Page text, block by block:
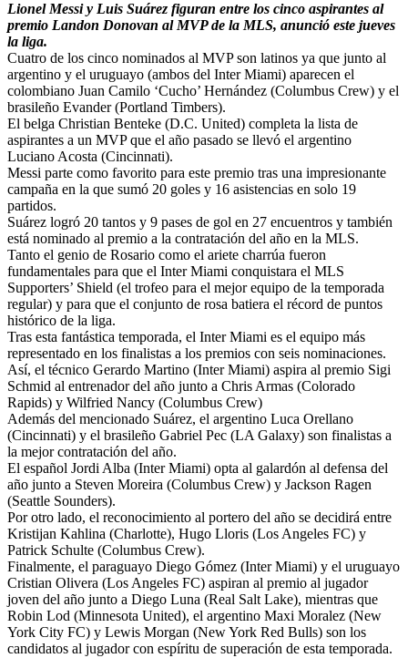
Lionel Messi y Luis Suárez figuran entre los cinco aspirantes al
premio Landon Donovan al MVP de la MLS, anunció este jueves
la liga.
Cuatro de los cinco nominados al MVP son latinos ya que junto al
argentino y el uruguayo (ambos del Inter Miami) aparecen el
colombiano Juan Camilo ‘Cucho’ Hernández (Columbus Crew) y el
brasileño Evander (Portland Timbers).
El belga Christian Benteke (D.C. United) completa la lista de
aspirantes a un MVP que el año pasado se llevó el argentino
Luciano Acosta (Cincinnati).
Messi parte como favorito para este premio tras una impresionante
campaña en la que sumó 20 goles y 16 asistencias en solo 19
partidos.
Suárez logró 20 tantos y 9 pases de gol en 27 encuentros y también
está nominado al premio a la contratación del año en la MLS.
Tanto el genio de Rosario como el ariete charrúa fueron
fundamentales para que el Inter Miami conquistara el MLS
Supporters’ Shield (el trofeo para el mejor equipo de la temporada
regular) y para que el conjunto de rosa batiera el récord de puntos
histórico de la liga.
Tras esta fantástica temporada, el Inter Miami es el equipo más
representado en los finalistas a los premios con seis nominaciones.
Así, el técnico Gerardo Martino (Inter Miami) aspira al premio Sigi
Schmid al entrenador del año junto a Chris Armas (Colorado
Rapids) y Wilfried Nancy (Columbus Crew)
Además del mencionado Suárez, el argentino Luca Orellano
(Cincinnati) y el brasileño Gabriel Pec (LA Galaxy) son finalistas a
la mejor contratación del año.
El español Jordi Alba (Inter Miami) opta al galardón al defensa del
año junto a Steven Moreira (Columbus Crew) y Jackson Ragen
(Seattle Sounders).
Por otro lado, el reconocimiento al portero del año se decidirá entre
Kristijan Kahlina (Charlotte), Hugo Lloris (Los Angeles FC) y
Patrick Schulte (Columbus Crew).
Finalmente, el paraguayo Diego Gómez (Inter Miami) y el uruguayo
Cristian Olivera (Los Angeles FC) aspiran al premio al jugador
joven del año junto a Diego Luna (Real Salt Lake), mientras que
Robin Lod (Minnesota United), el argentino Maxi Moralez (New
York City FC) y Lewis Morgan (New York Red Bulls) son los
candidatos al jugador con espíritu de superación de esta temporada.